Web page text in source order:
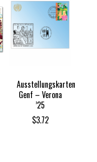
Ausstellungskarten
Genf – Verona
’25
$3.72